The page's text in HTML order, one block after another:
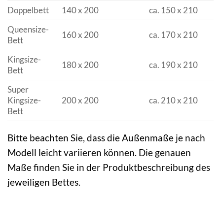
Doppelbett
140 x 200
ca. 150 x 210
Queensize-
Bett
160 x 200 ca. 170 x 210
Kingsize-
Bett
180 x 200 ca. 190 x 210
Super
Kingsize-
Bett
200 x 200 ca. 210 x 210
Bitte beachten Sie, dass die Außenmaße je nach
Modell leicht variieren können. Die genauen
Maße finden Sie in der Produktbeschreibung des
jeweiligen Bettes.